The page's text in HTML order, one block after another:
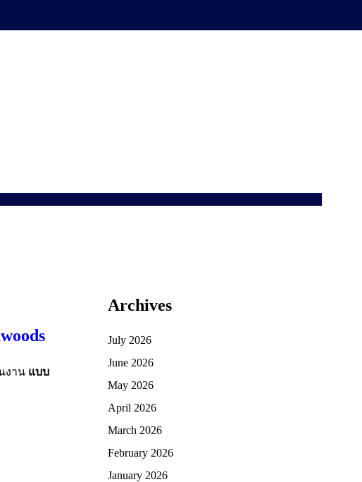
งาน แบบ
Archives
July 2026
June 2026
May 2026
April 2026
March 2026
February 2026
January 2026